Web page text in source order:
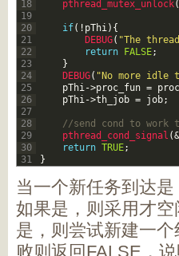
18
19
20
21
22
23
24
25
26
27
28
29
30
31
pthread_mutex_unlock(
if( ! pThi) {
DEBUG( "The
return
FALSE;
}
DEBUG( "No more idle
pThi->proc_fun =
pThi->th_job = job;
//send cond to work
pthread_cond_signal (
return TRUE;
}
当一个新任务到达
如果是，则采用才
是，则尝试新建一
败则返回FALSE，